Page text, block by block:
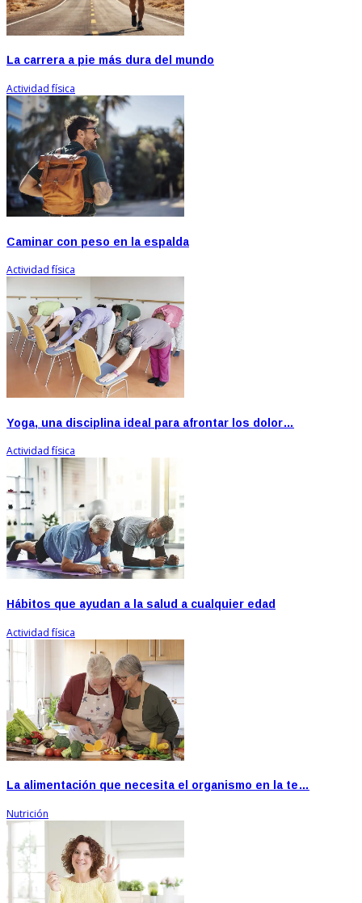
La carrera a pie más dura del mundo
Actividad física
Caminar con peso en la espalda
Actividad física
Yoga, una disciplina ideal para afrontar los dolor…
Actividad física
Hábitos que ayudan a la salud a cualquier edad
Actividad física
La alimentación que necesita el organismo en la te…
Nutrición